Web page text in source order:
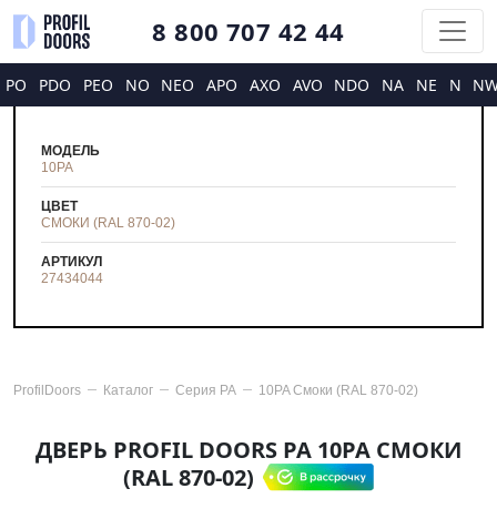
8 800 707 42 44
PO PDO PEO NO NEO APO AXO AVO NDO NA NE N
МОДЕЛЬ
10PA
ЦВЕТ
СМОКИ (RAL 870-02)
АРТИКУЛ
27434044
ProfilDoors Каталог Серия PA 10PA Смоки (RAL 870-02)
ДВЕРЬ PROFIL DOORS PA 10PA СМОКИ
(RAL 870-02)